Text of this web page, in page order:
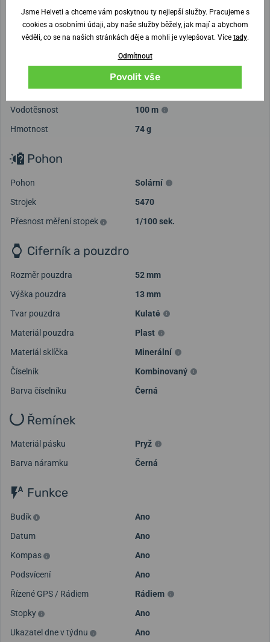
Načíst další videa
Značka
Casio
Určení
Pánské
Sportovní
Japonské
Záruka
5 roků
Vodotěsnost
100 m
Hmotnost
74 g
Pohon
Pohon
Solární
Strojek
5470
Přesnost měření stopek
1/100 sek.
Ciferník a pouzdro
Rozměr pouzdra
52 mm
Výška pouzdra
13 mm
Tvar pouzdra
Kulaté
Materiál pouzdra
Plast
Materiál sklíčka
Minerální
Číselník
Kombinovaný
Barva číselníku
Černá
Řemínek
Materiál pásku
Pryž
Barva náramku
Černá
Funkce
Budík
Ano
Datum
Ano
Kompas
Ano
Podsvícení
Ano
Řízené GPS / Rádiem
Rádiem
Stopky
Ano
Ukazatel dne v týdnu
Ano
Jsme Helveti a chceme vám poskytnou ty nejlepší služby. Pracujeme s
cookies a osobními údaji, aby naše služby běžely, jak mají a abychom
věděli, co se na našich stránkách děje a mohli je vylepšovat. Více tady.
Odmítnout
Povolit vše